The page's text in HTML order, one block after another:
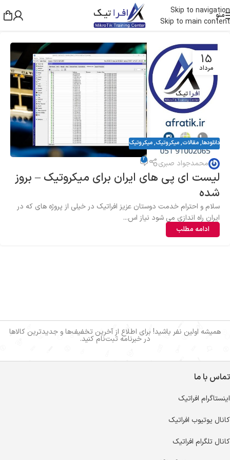
Skip to navigation
Skip to main content
منو
15
مرداد
دانلودها,مقالات,میکروتیک,میکروتیک
محمدجواد صبری 2
لیست ای پی های ایران برای میکروتیک – بروز
شده
سلام و احترام خدمت دوستان عزیز افراتیک در خیلی از پروژه های که در
ایران راه اندازی می شود نیاز اس...
ادامه مطلب
همیشه اولین نفر باشید! برای اطلاع از آخرین تخفیف‌ها و جدیدترین کالاها
در خبرنامه ثبت‌نام کنید.
تماس با ما
اینستاگرام افراتیک
کانال یوتیوب افراتیک
کانال تلگرام افراتیک